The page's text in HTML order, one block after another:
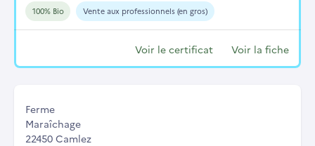
100% Bio Vente aux professionnels (en gros)
Voir le certificat Voir la fiche
Ferme
Maraîchage
22450 Camlez